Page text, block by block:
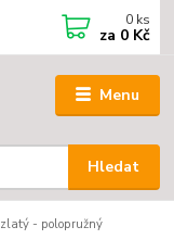
Menu
Hledat
0 ks
za 0 Kč
zlatý - polopružný